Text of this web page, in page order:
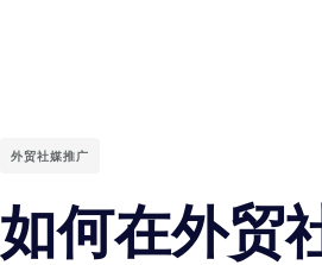
外贸社媒推广
如何在外贸